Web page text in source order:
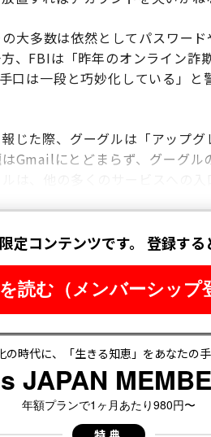
大多数は依然としてパスワー
、FBIは「昨年のオンライン詐
口は一段と巧妙化している」
じた際、グーグルは「アップ
Gmailにとどまらず、グーグル